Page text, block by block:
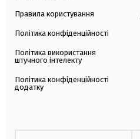
Правила користування
Політика конфіденційності
Політика використання
штучного інтелекту
Політика конфіденційності
додатку